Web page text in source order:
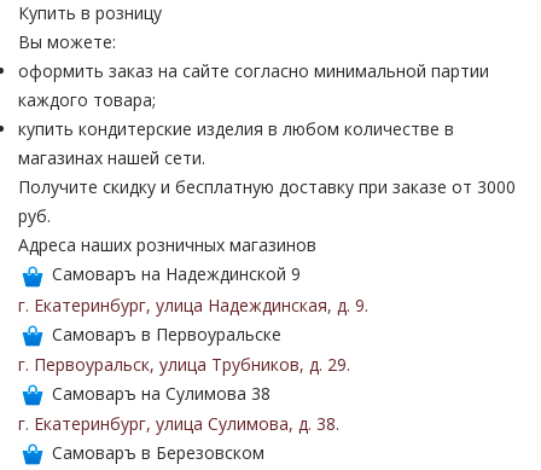
Купить в розницу
Вы можете:
оформить заказ на сайте согласно минимальной партии
каждого товара;
купить кондитерские изделия в любом количестве в
магазинах нашей сети.
Получите скидку и бесплатную доставку при заказе от 3000
руб.
Адреса наших розничных магазинов
Самоваръ на Надеждинской 9
г. Екатеринбург, улица Надеждинская, д. 9.
Самоваръ в Первоуральске
г. Первоуральск, улица Трубников, д. 29.
Самоваръ на Сулимова 38
г. Екатеринбург, улица Сулимова, д. 38.
Самоваръ в Березовском